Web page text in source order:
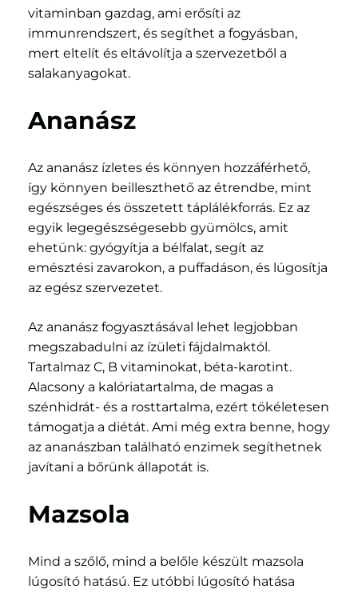
vitaminban gazdag, ami erősíti az
immunrendszert, és segíthet a fogyásban,
mert eltelít és eltávolítja a szervezetből a
salakanyagokat.
Ananász
Az ananász ízletes és könnyen hozzáférhető,
így könnyen beilleszthető az étrendbe, mint
egészséges és összetett táplálékforrás. Ez az
egyik legegészségesebb gyümölcs, amit
ehetünk: gyógyítja a bélfalat, segít az
emésztési zavarokon, a puffadáson, és lúgosítja
az egész szervezetet.
Az ananász fogyasztásával lehet legjobban
megszabadulni az ízületi fájdalmaktól.
Tartalmaz C, B vitaminokat, béta-karotint.
Alacsony a kalóriatartalma, de magas a
szénhidrát- és a rosttartalma, ezért tökéletesen
támogatja a diétát. Ami még extra benne, hogy
az ananászban található enzimek segíthetnek
javítani a bőrünk állapotát is.
Mazsola
Mind a szőlő, mind a belőle készült mazsola
lúgosító hatású. Ez utóbbi lúgosító hatása